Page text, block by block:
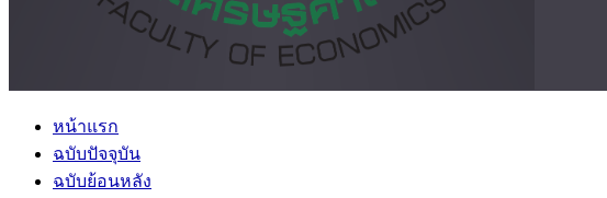
หน้าแรก
ฉบับปัจจุบัน
ฉบับย้อนหลัง